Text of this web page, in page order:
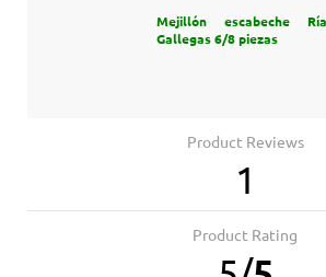
Mejillón escabeche
Gallegas 6/8 piezas
Product Reviews
1
Product Rating